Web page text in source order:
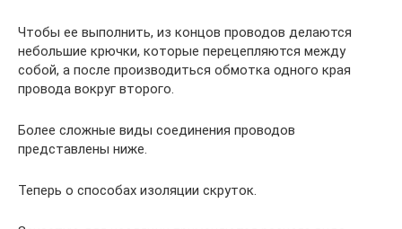
Чтобы ее выполнить, из концов проводов делаются
небольшие крючки, которые перецепляются между
собой, а после производиться обмотка одного края
провода вокруг второго.
Более сложные виды соединения проводов
представлены ниже.
Теперь о способах изоляции скруток.